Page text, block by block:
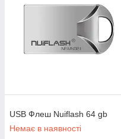
USB Флеш Nuiflash 64 gb
Немає в наявності